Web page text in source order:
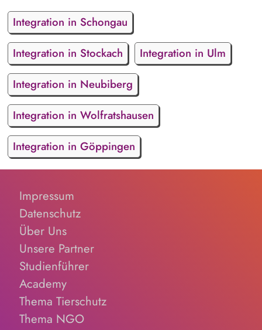
Integration in Schongau
Integration in Stockach
Integration in Ulm
Integration in Neubiberg
Integration in Wolfratshausen
Integration in Göppingen
Impressum
Datenschutz
Über Uns
Unsere Partner
Studienführer
Academy
Thema Tierschutz
Thema NGO